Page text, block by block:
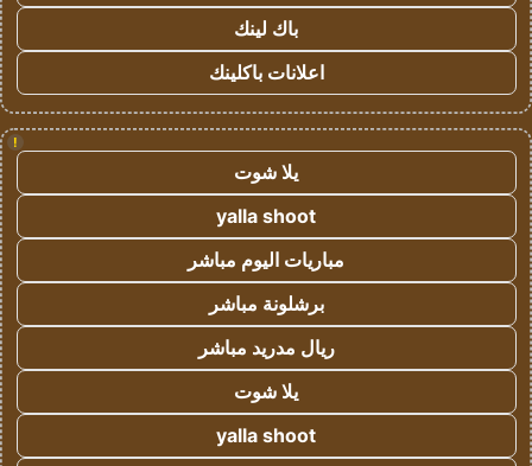
باك لينك
اعلانات باكلينك
!
يلا شوت
yalla shoot
مباريات اليوم مباشر
برشلونة مباشر
ريال مدريد مباشر
يلا شوت
yalla shoot